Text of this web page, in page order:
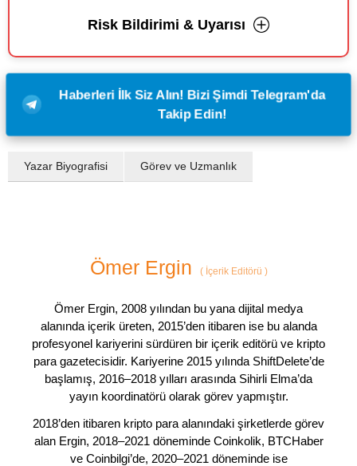
Risk Bildirimi & Uyarısı
Haberleri İlk Siz Alın! Bizi Şimdi Telegram'da
Takip Edin!
Yazar Biyografisi Görev ve Uzmanlık
Ömer Ergin (İçerik Editörü )
Ömer Ergin, 2008 yılından bu yana dijital medya
alanında içerik üreten, 2015’den itibaren ise bu alanda
profesyonel kariyerini sürdüren bir içerik editörü ve kripto
para gazetecisidir. Kariyerine 2015 yılında ShiftDelete’de
başlamış, 2016–2018 yılları arasında Sihirli Elma’da
yayın koordinatörü olarak görev yapmıştır.
2018’den itibaren kripto para alanındaki şirketlerde görev
alan Ergin, 2018–2021 döneminde Coinkolik, BTCHaber
ve Coinbilgi’de, 2020–2021 döneminde ise